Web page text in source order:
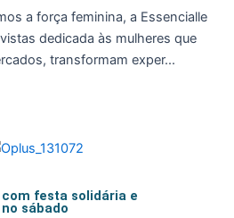
a força feminina, a Essencialle
dedicada às mulheres que
transformam exper...
festa solidária e
sábado